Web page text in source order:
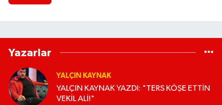
Yazarlar
YALÇIN KAYNAK
YALÇIN KAYNAK YAZDI: "TERS KÖŞE ETTİN
VEKİL ALİ!"